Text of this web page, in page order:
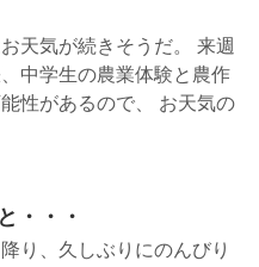
天気が続きそうだ。 来週
中学生の農業体験と農作
性があるので、 お天気の
・・・
り、久しぶりにのんびり